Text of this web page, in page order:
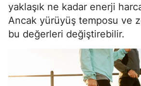
yaklaşık ne kadar enerji
Ancak yürüyüş temposu ve
bu değerleri değiştirebilir.